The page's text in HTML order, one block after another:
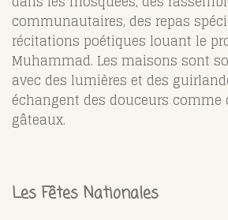
communautaires, des repas
récitations poétiques louant le
Muhammad. Les maisons sont
avec des lumières et des
échangent des douceurs comme
gâteaux.
Les Fêtes Nationales